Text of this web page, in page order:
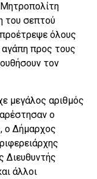
του σεπτού
όλους
προς τους
τον
μεγάλος αριθμός
ο
ο Δήμαρχος
Διευθυντής
άλλοι